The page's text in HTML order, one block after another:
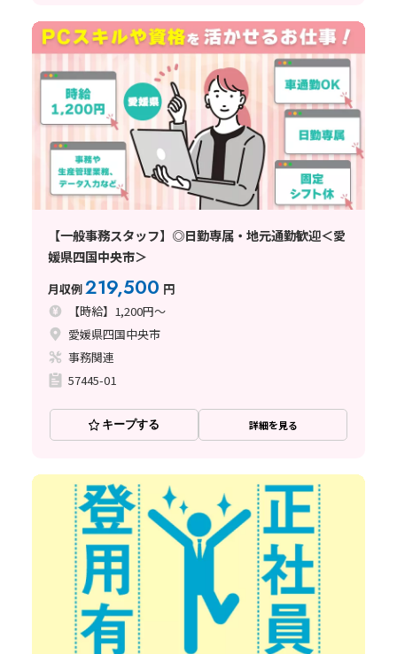
【一般事務スタッフ】◎日勤専属・地元通勤歓迎＜愛
媛県四国中央市＞
月収例219,500 円
【時給】1,200円～
愛媛県四国中央市
事務関連
57445-01
キープする 詳細を見る